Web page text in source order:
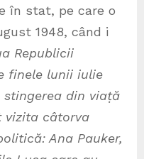
în stat, pe care o
1948, când i
Republicii
finele lunii iulie
stingerea din viaṭă
vizita câtorva
Ana Pauker,